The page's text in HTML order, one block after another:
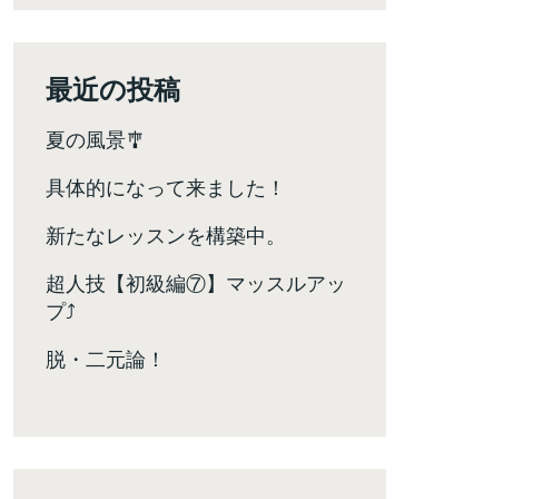
最近の投稿
夏の風景🎐
具体的になって来ました！
新たなレッスンを構築中。
超人技【初級編⑦】マッスルアッ
プ⤴️
脱・二元論！